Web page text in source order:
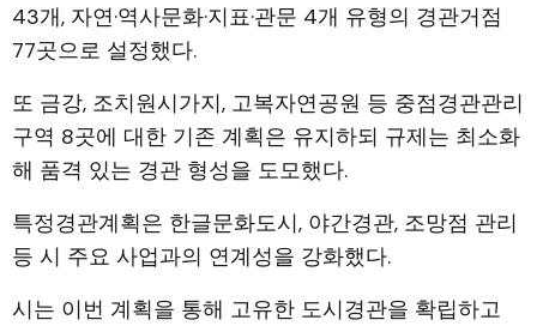
43개, 자연·역사문화·지표·관문 4개 유형의 경관거점
77곳으로 설정했다.
또 금강, 조치원시가지, 고복자연공원 등 중점경관관리
구역 8곳에 대한 기존 계획은 유지하되 규제는 최소화
해 품격 있는 경관 형성을 도모했다.
특정경관계획은 한글문화도시, 야간경관, 조망점 관리
등 시 주요 사업과의 연계성을 강화했다.
시는 이번 계획을 통해 고유한 도시경관을 확립하고